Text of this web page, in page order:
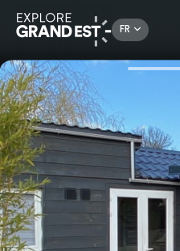
FR
Locations de vacances